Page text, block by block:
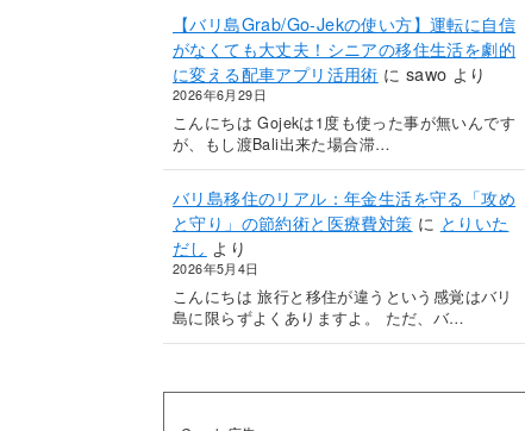
【バリ島Grab/Go-Jekの使い方】運転に自信
がなくても大丈夫！シニアの移住生活を劇的
に変える配車アプリ活用術 にsawo より
2026年6月29日
こんにちは Gojekは1度も使った事が無いんです
が、もし渡Bali出来た場合滞…
バリ島移住のリアル：年金生活を守る「攻め
と守り」の節約術と医療費対策 に とりいた
だし より
2026年5月4日
こんにちは 旅行と移住が違うという感覚はバリ
島に限らずよくありますよ。 ただ、バ…